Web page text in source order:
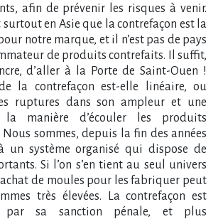
afin de prévenir les risques à venir.
surtout en Asie que la contrefaçon est la
notre marque, et il n’est pas de pays
de produits contrefaits. Il suffit,
d’aller à la Porte de Saint-Ouen !
de la contrefaçon est-elle linéaire, ou
ruptures dans son ampleur et une
manière d’écouler les produits
Nous sommes, depuis la fin des années
un système organisé qui dispose de
Si l’on s’en tient au seul univers
de moules pour les fabriquer peut
très élevées. La contrefaçon est
par sa sanction pénale, et plus